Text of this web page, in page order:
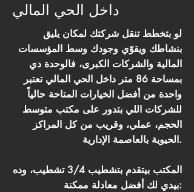
داخل الحي المالي
لو بتخطط تنقل شركتك لمكان يليق
بنشاطك ويقوّي وجودك وسط المؤسسات
المالية والشركات الكبرى، فالوحدة دي
بمساحة 86 متر داخل الحي المالي تعتبر
واحدة من أفضل الخيارات المتاحة حالياً
للشركات اللي بتدور على مكتب متوسط
الحجم، عملي، وقريب من كل المراكز
الحيوية بالعاصمة الإدارية.
المكتب بيتقدم بتشطيب 3/4 تشطيب، وده
بيدي لك أفضل معادلة ممكنة: